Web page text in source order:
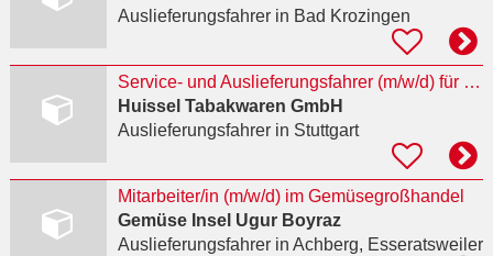
Auslieferungsfahrerin Bad Krozingen
Service- und Auslieferungsfahrer (m/w/d) für Zigarettenautomaten im Großraum Stuttgart
Huissel Tabakwaren GmbH
Auslieferungsfahrerin Stuttgart
Mitarbeiter/in (m/w/d) im Gemüsegroßhandel
Gemüse Insel Ugur Boyraz
Auslieferungsfahrerin Achberg, Esseratsweiler